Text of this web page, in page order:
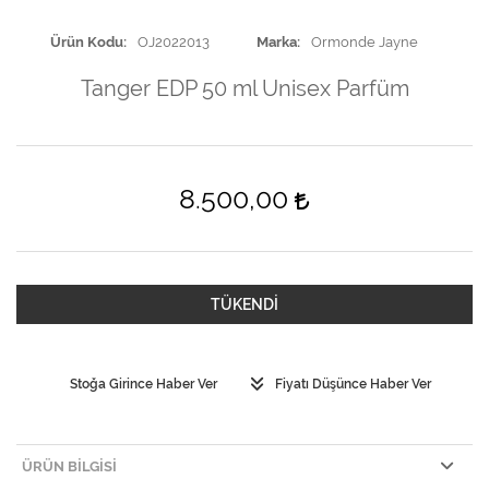
Ürün Kodu OJ2022013 Marka Ormonde Jayne
Tanger EDP 50 ml Unisex Parfüm
8.500,00
TÜKENDİ
Stoğa Girince Haber Ver Fiyatı Düşünce Haber Ver
ÜRÜN BILGISI